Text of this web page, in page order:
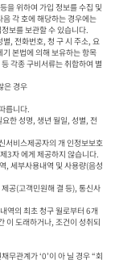
을 위하여 가입 정보를 수집 및
각 호에 해당하는 경우에는
보를 보관할 수 있습니다.
본법에 의해 보유하는 항목
각종 구비서류는 취합하여 별
서비스제공자의 개 인정보보호
3자 에게 제공하지 않습니다.
역의 최초 청구 월로부터 6개
이 도래하거나, 조건이 성취되